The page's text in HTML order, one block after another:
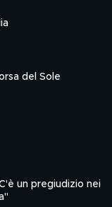
del Sole
un pregiudizio nei